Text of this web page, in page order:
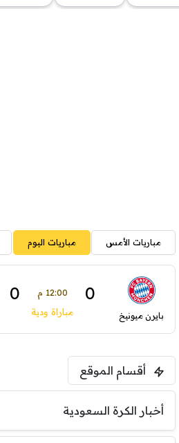
مباريات الأمس مباريات اليوم
بايرن ميونيخ
0 12:00 م 0
مباراة ودية
أقسام الموقع
أخبار الكرة السعودية